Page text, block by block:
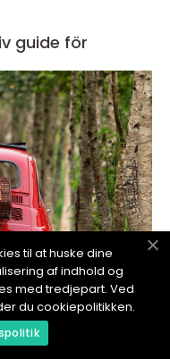
guide för
til at huske dine
af indhold og
med tredjepart. Ved
du cookiepolitikken.